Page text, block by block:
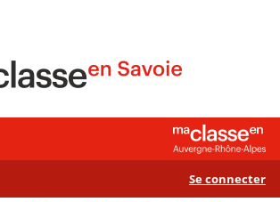
Se connecter